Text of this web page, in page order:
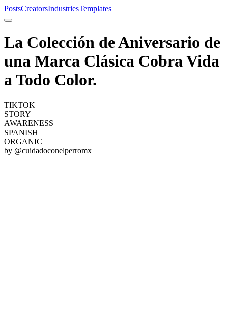
PostsCreatorsIndustriesTemplates
La Colección de Aniversario de
una Marca Clásica Cobra Vida
a Todo Color.
TIKTOK
STORY
AWARENESS
SPANISH
ORGANIC
by @cuidadoconelperromx